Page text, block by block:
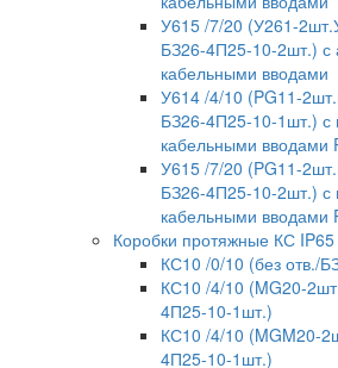
У615 /7/20 (У261-
БЗ26-4П25-10-2шт.)
кабельными вводами
У614 /4/10 (PG11-
БЗ26-4П25-10-1шт.) с
кабельными вводами
У615 /7/20 (PG11-
БЗ26-4П25-10-2шт.) с
кабельными вводами
Коробки протяжные КС IP65
КС10 /0/10 (без отв./
КС10 /4/10 (MG20-
4П25-10-1шт.)
КС10 /4/10 (MGM20-
4П25-10-1шт.)